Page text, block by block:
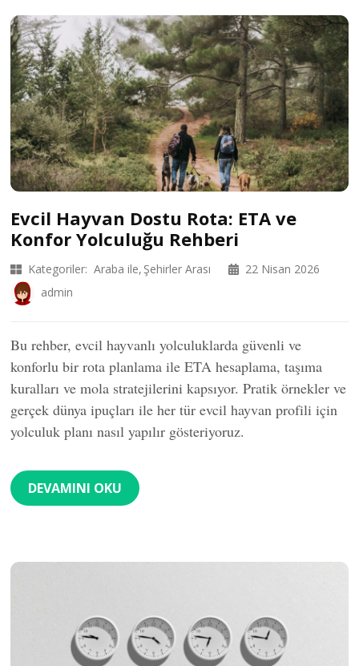
Evcil Hayvan Dostu Rota: ETA ve
Konfor Yolculuğu Rehberi
Kategoriler: Araba ile Şehirler Arası
22 Nisan 2026
admin
Bu rehber, evcil hayvanlı yolculuklarda güvenli ve
konforlu bir rota planlama ile ETA hesaplama, taşıma
kuralları ve mola stratejilerini kapsıyor. Pratik örnekler ve
gerçek dünya ipuçları ile her tür evcil hayvan profili için
yolculuk planı nasıl yapılır gösteriyoruz.
DEVAMINI OKU